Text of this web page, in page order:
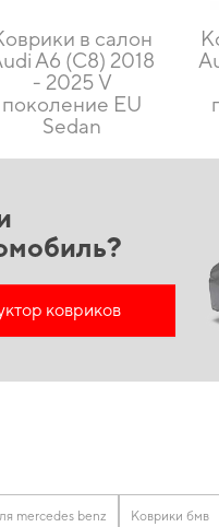
в салон
A6 (C8) 2018
- 2025 V
поколение EU
Sedan
ковриков
mercedes benz Коврики бмв